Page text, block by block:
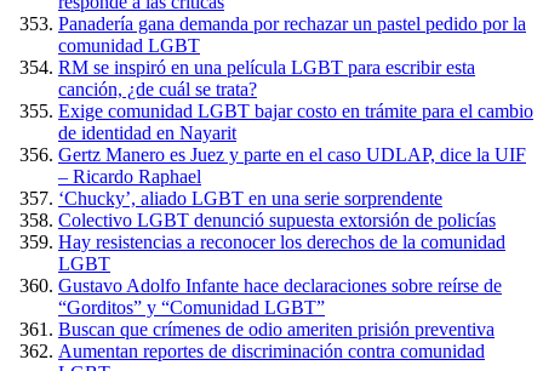
Panadería gana demanda por rechazar un pastel pedido por la
comunidad LGBT
RM se inspiró en una película LGBT para escribir esta
canción, ¿de cuál se trata?
Exige comunidad LGBT bajar costo en trámite para el cambio
de identidad en Nayarit
Gertz Manero es Juez y parte en el caso UDLAP, dice la UIF
– Ricardo Raphael
‘Chucky’, aliado LGBT en una serie sorprendente
Colectivo LGBT denunció supuesta extorsión de policías
Hay resistencias a reconocer los derechos de la comunidad
LGBT
Gustavo Adolfo Infante hace declaraciones sobre reírse de
“Gorditos” y “Comunidad LGBT”
Buscan que crímenes de odio ameriten prisión preventiva
Aumentan reportes de discriminación contra comunidad